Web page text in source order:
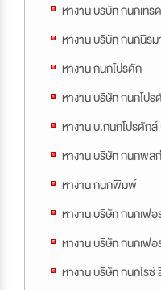
หางาน บริษัท กนกเทร
หางาน บริษัท กนกนิร
หางาน กนกโปรดัก
หางาน บริษัท กนกโป
หางาน บ.กนกโปรดัก
หางาน บริษัท กนกพล
หางาน กนกพิมพ์
หางาน บริษัท กนกเฟอ
หางาน บริษัท กนกเฟอ
หางาน บริษัท กนกไรซ์